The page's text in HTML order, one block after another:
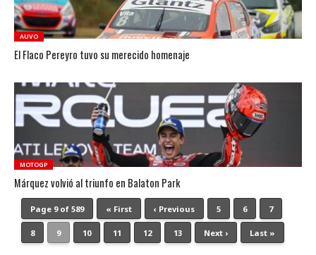
AUVO
El Flaco Pereyro tuvo su merecido homenaje
MOTOGP
Márquez volvió al triunfo en Balaton Park
Page 9 of 589 « First ‹ Previous 5 6 7
8 9 10 11 12 13 Next › Last »